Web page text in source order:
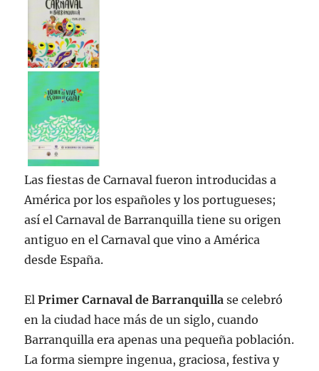
Las fiestas de Carnaval fueron introducidas a
América por los españoles y los portugueses;
así el Carnaval de Barranquilla tiene su origen
antiguo en el Carnaval que vino a América
desde España.
ElPrimer Carnaval de Barranquilla se celebró
en la ciudad hace más de un siglo, cuando
Barranquilla era apenas una pequeña población.
La forma siempre ingenua, graciosa, festiva y